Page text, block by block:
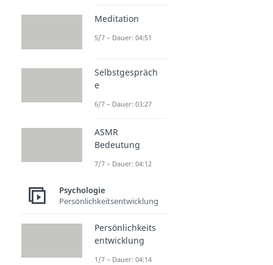
Meditation
5/7 – Dauer: 04:51
Selbstgespräch
e
6/7 – Dauer: 03:27
ASMR
Bedeutung
7/7 – Dauer: 04:12
Psychologie
Persönlichkeitsentwicklung
Persönlichkeits
entwicklung
1/7 – Dauer: 04:14